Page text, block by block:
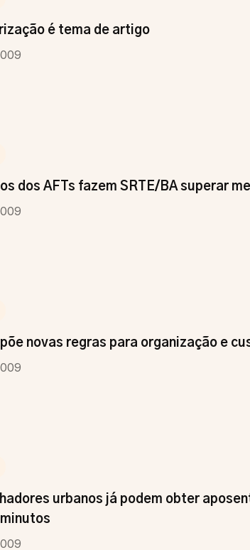
é tema de artigo
dos AFTs fazem SRTE/BA superar
novas regras para organização e
urbanos já podem obter